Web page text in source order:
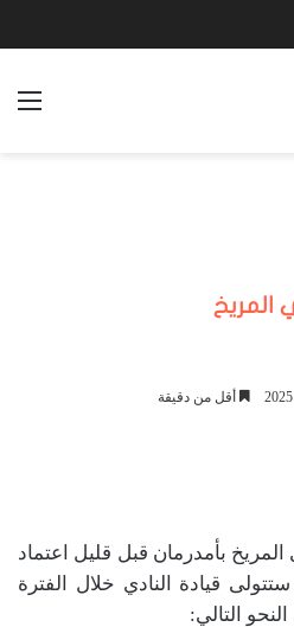
السلاح والمخدرات
المريخ
أقل من دقيقة
المريخ بأمدرمان قبل قليل اعتماد
قيادة النادي خلال الفترة
التالي: